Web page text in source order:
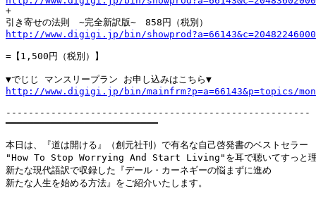
+
http://www.digigi.jp/bin/
=【1,500円（税別）】
http://www.digigi.jp/bin/mainfrm?p=a=66143&p=topics/
------------------------------------------------------
━━━━━━━━━━━━━━━━━━━━━━━━━━━
本日は、『道は開ける』（創元社刊）で有名な自己啓発書のベストセラー
"How To Stop Worrying And Start Living"を耳で聴いてすっと理
新たな現代語訳で収録した『デール・カーネギーの悩まずに進め
新たな人生を始める方法』をご紹介いたします。